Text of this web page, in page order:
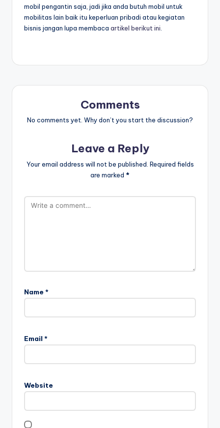
mobil pengantin saja, jadi jika anda butuh mobil untuk
mobilitas lain baik itu keperluan pribadi atau kegiatan
bisnis jangan lupa membaca artikel berikut ini
Comments
No comments yet. Why don’t you start the discussion?
Leave a Reply
Your email address will not be published. Required fields
are marked *
Name *
Email *
Website